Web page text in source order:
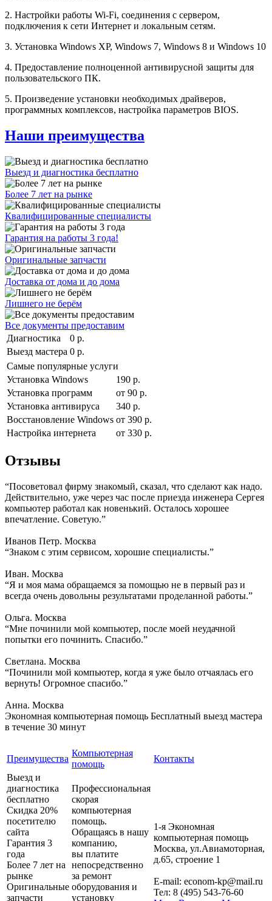
2. Настройки работы Wi-Fi, соединения с сервером,
подключения к сети Интернет и локальным сетям.
3. Установка Windows XP, Windows 7, Windows 8 и Windows 10
4. Предоставление полноценной антивирусной защиты для
пользовательского ПК.
5. Произведение установки необходимых драйверов,
программных комплексов, настройка параметров BIOS.
Наши преимущества
Выезд и диагностика бесплатно
Более 7 лет на рынке
Квалифицированные специалисты
Гарантия на работы 3 года!
Оригинальные запчасти
Доставка от дома и до дома
Лишнего не берём
Все документы предоставим
Диагностика
0 р.
Выезд мастера 0 р.
Самые популярные услуги
Установка Windows
190 р.
Установка программ
от 90 р.
Установка антивируса
340 р.
Восстановление Windows от 390 р.
Настройка интернета
от 330 р.
Отзывы
“Посоветовал фирму знакомый, сказал, что сделают как надо.
Действительно, уже через час после приезда инженера Сергея
компьютер работал как новенький. Осталось хорошее
впечатление. Советую.”
Иванов Петр. Москва
“Знаком с этим сервисом, хорошие специалисты.”
Иван. Москва
“Я и моя мама обращаемся за помощью не в первый раз и
всегда очень довольны результатами проделанной работы.”
Ольга. Москва
“Мне починили мой компьютер, после моей неудачной
попытки его починить. Спасибо.”
Светлана. Москва
“Починили мой компьютер, когда я уже было отчаялась его
вернуть! Огромное спасибо.”
Анна. Москва
Экономная компьютерная помощь Бесплатный выезд мастера
в течение 30 минут
Преимущества
Компьютерная
помощь
Контакты
Выезд и
диагностика
бесплатно
Скидка 20%
посетителю
сайта
Гарантия 3
года
Более 7 лет на
рынке
Оригинальные
запчасти
Профессиональная
скорая
компьютерная
помощь.
Обращаясь в нашу
компанию,
вы платите
непосредственно
за ремонт
оборудования и
установку
1-я Экономная
компьютерная помощь
Москва, ул.Авиамоторная,
д.65, строение 1
E-mail: econom-kp@mail.ru
Тел: 8 (495) 543-76-60